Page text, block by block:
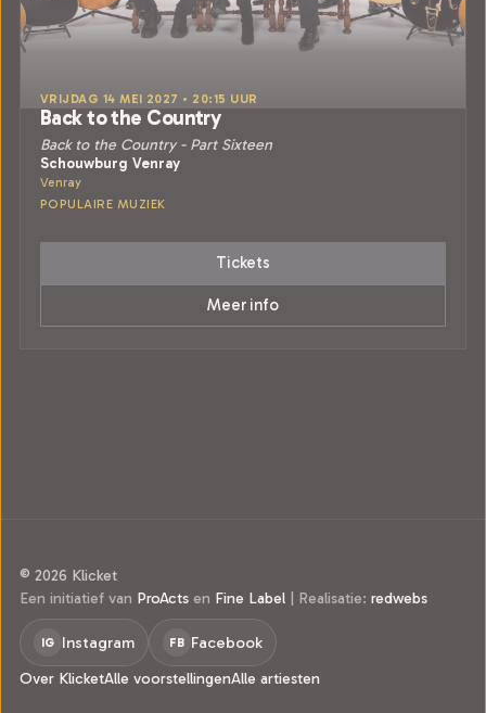
VRIJDAG 14 MEI 2027 • 20:15 UUR
Back to the Country
Back to the Country - Part Sixteen
Schouwburg Venray
Venray
POPULAIRE MUZIEK
Tickets
Meer info
© 2026 Klicket
Een initiatief van ProActs en Fine Label | Realisatie: redwebs
IG Instagram FB Facebook
Over KlicketAlle voorstellingenAlle artiesten